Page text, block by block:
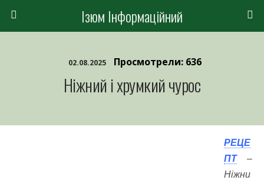
Ізюм Інформаційний
02.08.2025 Просмотрели: 636
Ніжний і хрумкий чурос
РЕЦЕ
ПТ–
Ніжни